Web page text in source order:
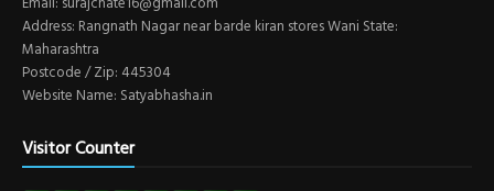
Address: Rangnath Nagar near barde kiran stores Wani State:
Maharashtra
Postcode / Zip: 445304
Website Name: Satyabhasha.in
Visitor Counter